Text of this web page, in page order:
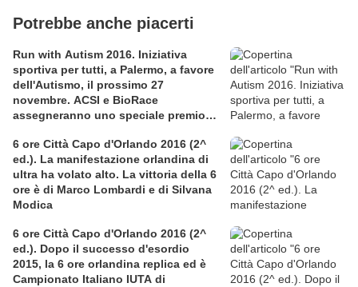
Potrebbe anche piacerti
Run with Autism 2016. Iniziativa
sportiva per tutti, a Palermo, a favore
dell'Autismo, il prossimo 27
novembre. ACSI e BioRace
assegneranno uno speciale premio
6 ore Città Capo d'Orlando 2016 (2^
ed.). La manifestazione orlandina di
ultra ha volato alto. La vittoria della 6
ore è di Marco Lombardi e di Silvana
Modica
6 ore Città Capo d'Orlando 2016 (2^
ed.). Dopo il successo d'esordio
2015, la 6 ore orlandina replica ed è
Campionato Italiano IUTA di